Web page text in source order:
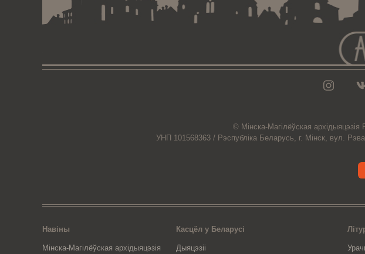
© Мiнска-Магiлёўская архiдыяцэзiя
УНП 101568363 / Рэспубліка Беларусь, г. Мінск, вул.
Навіны
Мінска-Магілёўская архідыяцэзія
Касцёл у Беларусі
Дыяцэзіі